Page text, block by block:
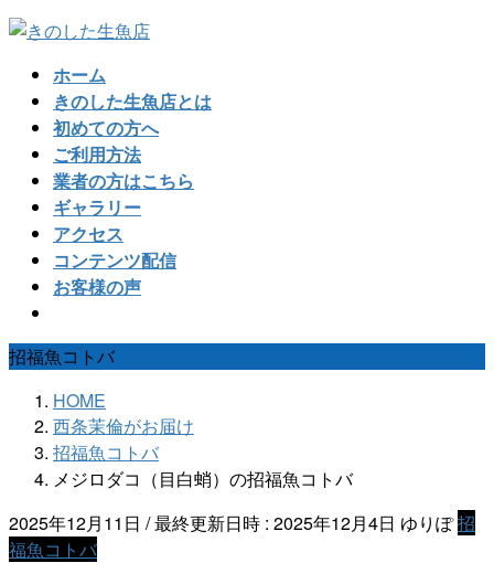
コ
ナ
ホーム
きのした生魚店とは
初めての方へ
ご利用方法
業者の方はこちら
ギャラリー
アクセス
コンテンツ配信
お客様の声
招福魚コトバ
HOME
西条茉倫がお届け
招福魚コトバ
メジロダコ（目白蛸）の招福魚コトバ
2025年12月11日 / 最終更新日時 : 2025年12月4日 ゆりぽ招
福魚コトバ